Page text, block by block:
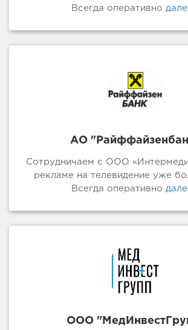
Всегда оперативно
АО
Сотрудничаем с ООО
рекламе на телевидение уже
Всегда оперативно
ООО